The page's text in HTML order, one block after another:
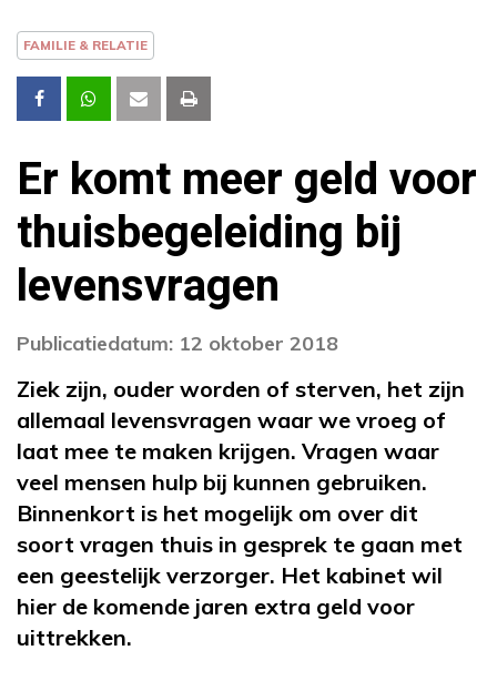
FAMILIE & RELATIE
Er komt meer geld voor
thuisbegeleiding bij
levensvragen
Publicatiedatum: 12 oktober 2018
Ziek zijn, ouder worden of sterven, het zijn
allemaal levensvragen waar we vroeg of
laat mee te maken krijgen. Vragen waar
veel mensen hulp bij kunnen gebruiken.
Binnenkort is het mogelijk om over dit
soort vragen thuis in gesprek te gaan met
een geestelijk verzorger. Het kabinet wil
hier de komende jaren extra geld voor
uittrekken.